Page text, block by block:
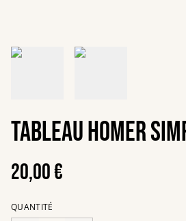
Tableau Homer
20,00 €
QUANTITÉ